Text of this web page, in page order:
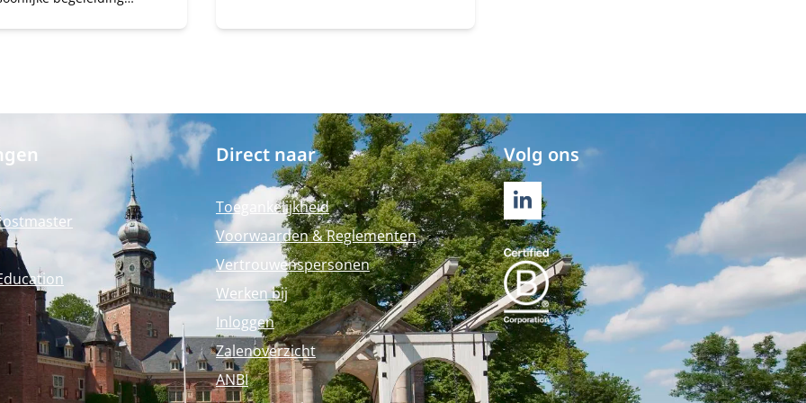
je bij het uitvoeren
antwoord op al je vragen. Ook is
Direct naar
Toegankelijkheid
Voorwaarden & Reglementen
Vertrouwenspersonen
Werken bij
Inloggen
Zalenoverzicht
ANBI
Volg ons
LINKEDIN